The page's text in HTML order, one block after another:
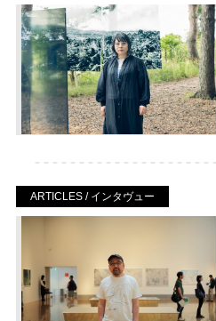
ARTICLES / インタヴュー